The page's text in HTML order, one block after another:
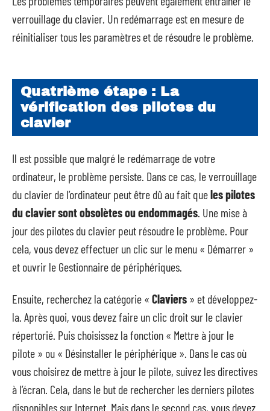
verrouillage du clavier. Un redémarrage est en mesure de
réinitialiser tous les paramètres et de résoudre le problème.
Quatrième étape : La
vérification des pilotes du
clavier
Il est possible que malgré le redémarrage de votre
ordinateur, le problème persiste. Dans ce cas, le verrouillage
du clavier de l’ordinateur peut être dû au fait queles pilotes
du clavier sont obsolètes ou endommagés. Une mise à
jour des pilotes du clavier peut résoudre le problème. Pour
cela, vous devez effectuer un clic sur le menu « Démarrer »
et ouvrir le Gestionnaire de périphériques.
Ensuite, recherchez la catégorie « Claviers » et développez-
la. Après quoi, vous devez faire un clic droit sur le clavier
répertorié. Puis choisissez la fonction « Mettre à jour le
pilote » ou « Désinstaller le périphérique ». Dans le cas où
vous choisirez de mettre à jour le pilote, suivez les directives
à l’écran. Cela, dans le but de rechercher les derniers pilotes
disponibles sur Internet. Mais dans le second cas, vous devez